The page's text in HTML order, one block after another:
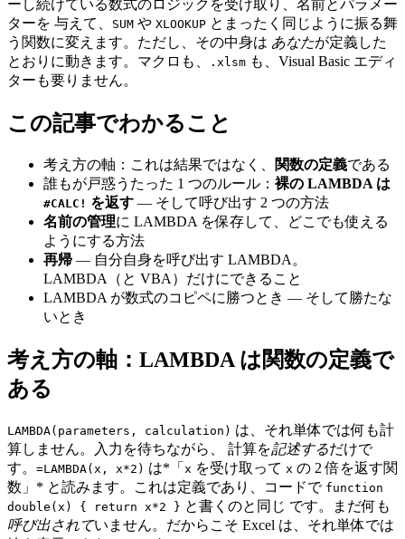
ーし続けている数式のロジックを受け取り、名前とパラメー
ターを 与えて、
SUM や XLOOKUP とまったく同じように振る舞
う関数に変えます。ただし、その中身は あなたが定義した
とおりに動きます。マクロも、
.xlsm も、Visual Basic エディ
ターも要りません。
この記事でわかること
考え方の軸：これは結果ではなく、 関数の定義である
誰もが戸惑うたった 1 つのルール： 裸の LAMBDA は
#CALC! を返す — そして呼び出す 2 つの方法
名前の管理に LAMBDA を保存して、どこでも使える
ようにする方法
再帰 — 自分自身を呼び出す LAMBDA。
LAMBDA（と VBA）だけにできること
LAMBDA が数式のコピペに勝つとき — そして勝たな
いとき
考え方の軸：LAMBDA は関数の定義で
ある
LAMBDA(parameters, calculation) は、それ単体では何も計
算しません。入力を待ちながら、 計算を記述するだけで
す。 =LAMBDA(x, x*2) は*「 x を受け取って x の 2 倍を返す関
数」* と読みます。これは定義であり、コードで function
double(x) { return x*2 } と書くのと同じ です。まだ何も
呼び出されていません。だからこそ Excel は、それ単体では